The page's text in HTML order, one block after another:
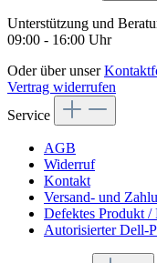
Unterstützung und
09:00 - 16:00 Uhr
Oder über unser
Vertrag widerrufen
Service
AGB
Widerruf
Kontakt
Versand- und
Defektes Produkt /
Autorisierter Dell-